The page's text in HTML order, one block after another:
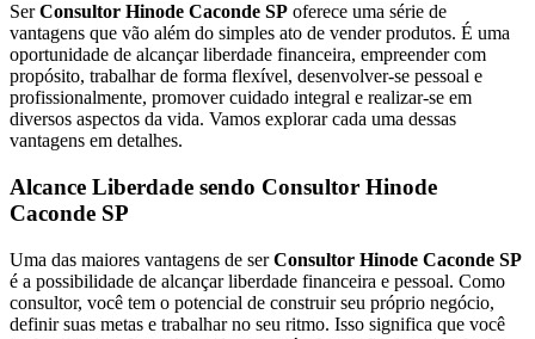
SerConsultor Hinode Caconde SP oferece uma série de
vantagens que vão além do simples ato de vender produtos. É uma
oportunidade de alcançar liberdade financeira, empreender com
propósito, trabalhar de forma flexível, desenvolver-se pessoal e
profissionalmente, promover cuidado integral e realizar-se em
diversos aspectos da vida. Vamos explorar cada uma dessas
vantagens em detalhes.
Alcance Liberdade sendo Consultor Hinode
Caconde SP
Uma das maiores vantagens de serConsultor Hinode Caconde SP
é a possibilidade de alcançar liberdade financeira e pessoal. Como
consultor, você tem o potencial de construir seu próprio negócio,
definir suas metas e trabalhar no seu ritmo. Isso significa que você